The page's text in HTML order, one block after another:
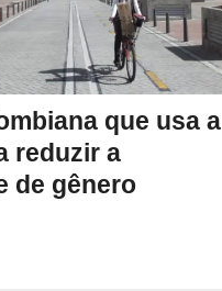
que usa a
reduzir a
de gênero